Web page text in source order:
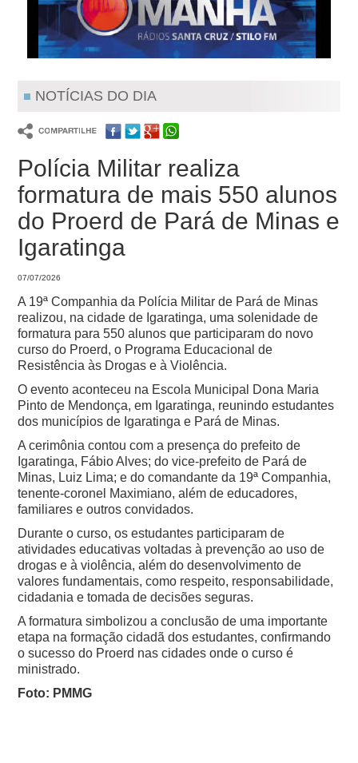
NOTÍCIAS DO DIA
Polícia Militar realiza
formatura de mais 550 alunos
do Proerd de Pará de Minas e
Igaratinga
07/07/2026
A 19ª Companhia da Polícia Militar de Pará de Minas
realizou, na cidade de Igaratinga, uma solenidade de
formatura para 550 alunos que participaram do novo
curso do Proerd, o Programa Educacional de
Resistência às Drogas e à Violência.
O evento aconteceu na Escola Municipal Dona Maria
Pinto de Mendonça, em Igaratinga, reunindo estudantes
dos municípios de Igaratinga e Pará de Minas.
A cerimônia contou com a presença do prefeito de
Igaratinga, Fábio Alves; do vice-prefeito de Pará de
Minas, Luiz Lima; e do comandante da 19ª Companhia,
tenente-coronel Maximiano, além de educadores,
familiares e outros convidados.
Durante o curso, os estudantes participaram de
atividades educativas voltadas à prevenção ao uso de
drogas e à violência, além do desenvolvimento de
valores fundamentais, como respeito, responsabilidade,
cidadania e tomada de decisões seguras.
A formatura simbolizou a conclusão de uma importante
etapa na formação cidadã dos estudantes, confirmando
o sucesso do Proerd nas cidades onde o curso é
ministrado.
Foto: PMMG